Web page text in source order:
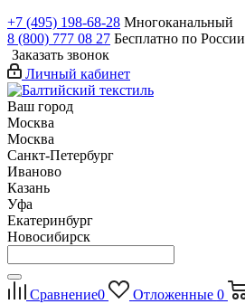
+7 (495) 198-68-28 Многоканальный
8 (800) 777 08 27 Бесплатно по России
Заказать звонок
Личный кабинет
Ваш город
Москва
Москва
Санкт-Петербург
Иваново
Казань
Уфа
Екатеринбург
Новосибирск
Сравнение0 Отложенные 0